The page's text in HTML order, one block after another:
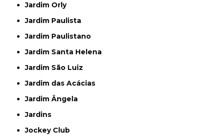
Jardim Orly
Jardim Paulista
Jardim Paulistano
Jardim Santa Helena
Jardim São Luiz
Jardim das Acácias
Jardim Ângela
Jardins
Jockey Club